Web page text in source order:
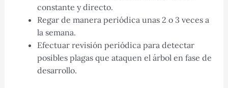
constante y directo.
Regar de manera periódica unas 2 o 3 veces a
la semana.
Efectuar revisión periódica para detectar
posibles plagas que ataquen el árbol en fase de
desarrollo.